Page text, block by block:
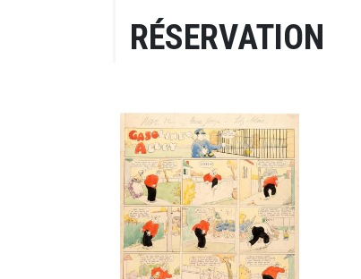
RÉSERVATION